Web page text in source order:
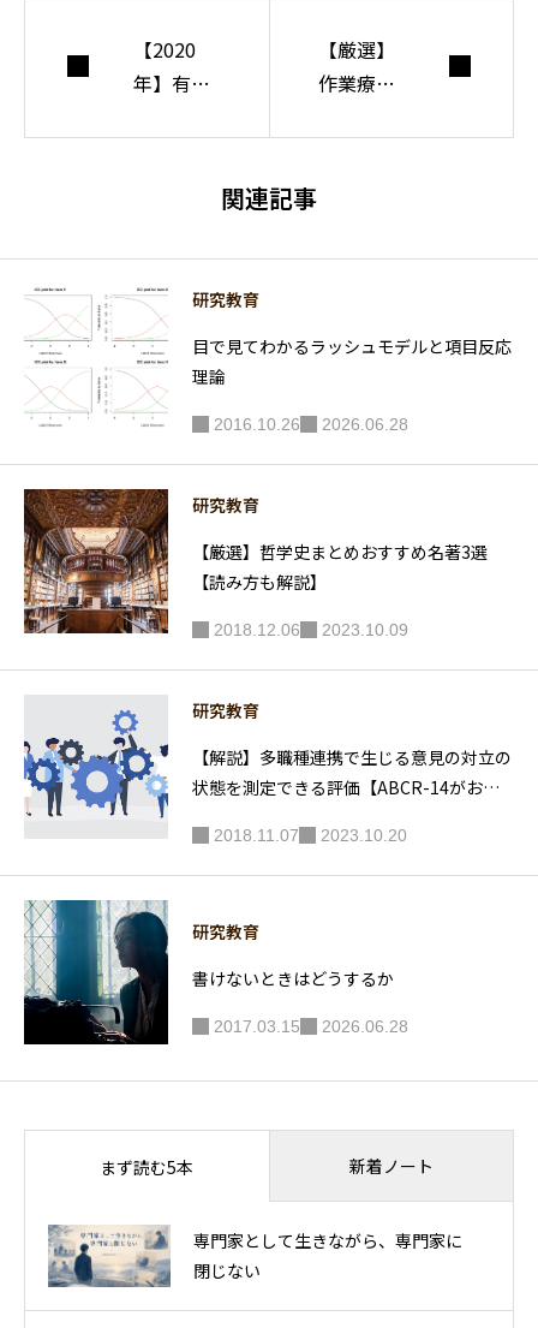
【2020
年】有
仕方もあ
わせて解
説】
【厳選】
作業療法
解説】
関連記事
研究教育
目で見てわかるラッシュモデルと項目反応
理論
2016.10.26 2026.06.28
研究教育
【厳選】哲学史まとめおすすめ名著3選
【読み方も解説】
2018.12.06 2023.10.09
研究教育
【解説】多職種連携で生じる意見の対立の
状態を測定できる評価【ABCR-14がお勧
2018.11.07 2023.10.20
研究教育
書けないときはどうするか
2017.03.15 2026.06.28
まず読む5本 新着ノート
専門家として生きながら、専門家に
閉じない